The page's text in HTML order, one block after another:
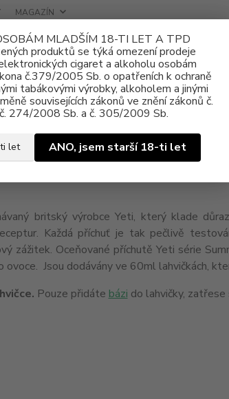
MLADŠÍM 18-TI LET A TPD
produktů se týká omezení prodeje
cigaret a alkoholu osobám
č.379/2005 Sb. o opatřeních k ochraně
tabákovými výrobky, alkoholem a jinými
souvisejících zákonů ve znění zákonů č.
274/2008 Sb. a č. 305/2009 Sb.
let ANO, jsem starší 18-ti let
MAGAZÍN
Yeti
britský výrobce Yeti, který klade
Každá příchuť je tak pečlivě
zážitek. Oceňované příchutě Yeti série
ovoce. Jsou dodávány ve 60ml lahvičkách,
Pouze přidáte bázi do lahvičky,